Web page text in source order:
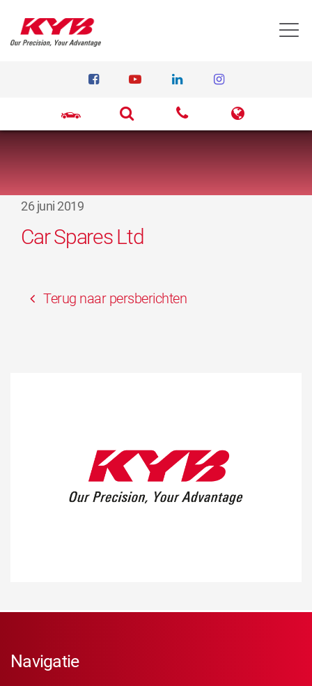
26 juni 2019
Car Spares Ltd
Terug naar persberichten
Navigatie